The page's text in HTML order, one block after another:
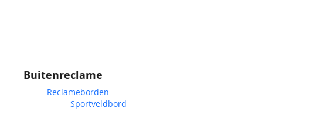
Buitenreclame
Reclameborden
Sportveldbord